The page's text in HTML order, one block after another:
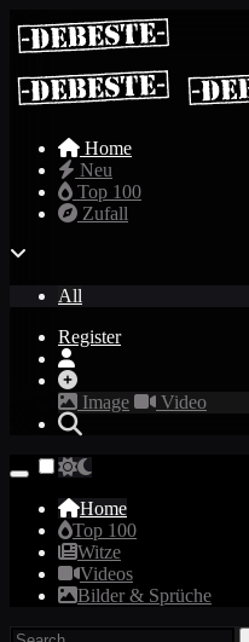
Home
Neu
Top 100
Zufall
All
Register
Image Video
Home
Top 100
Witze
Videos
Bilder & Sprüche